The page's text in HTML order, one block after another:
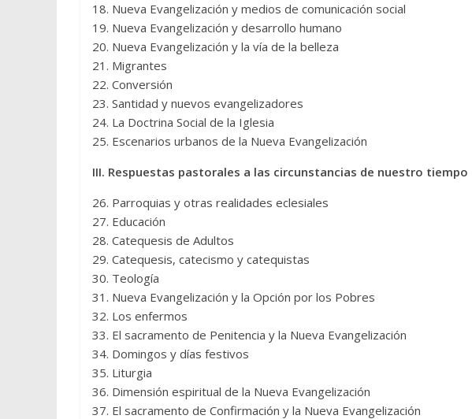
18. Nueva Evangelización y medios de comunicación social
19. Nueva Evangelización y desarrollo humano
20. Nueva Evangelización y la vía de la belleza
21. Migrantes
22. Conversión
23. Santidad y nuevos evangelizadores
24. La Doctrina Social de la Iglesia
25. Escenarios urbanos de la Nueva Evangelización
III. Respuestas pastorales a las circunstancias de nuestro tiempo
26. Parroquias y otras realidades eclesiales
27. Educación
28. Catequesis de Adultos
29. Catequesis, catecismo y catequistas
30. Teología
31. Nueva Evangelización y la Opción por los Pobres
32. Los enfermos
33. El sacramento de Penitencia y la Nueva Evangelización
34. Domingos y días festivos
35. Liturgia
36. Dimensión espiritual de la Nueva Evangelización
37. El sacramento de Confirmación y la Nueva Evangelización